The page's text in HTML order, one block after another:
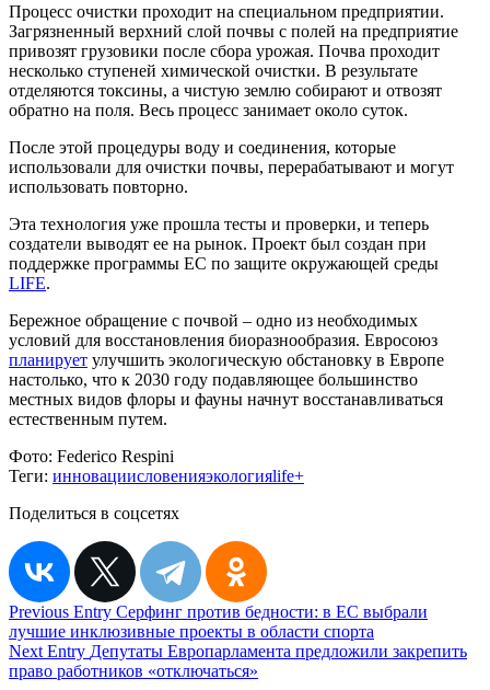
Процесс очистки проходит на специальном предприятии.
Загрязненный верхний слой почвы с полей на предприятие
привозят грузовики после сбора урожая. Почва проходит
несколько ступеней химической очистки. В результате
отделяются токсины, а чистую землю собирают и отвозят
обратно на поля. Весь процесс занимает около суток.
После этой процедуры воду и соединения, которые
использовали для очистки почвы, перерабатывают и могут
использовать повторно.
Эта технология уже прошла тесты и проверки, и теперь
создатели выводят ее на рынок. Проект был создан при
поддержке программы ЕС по защите окружающей среды
LIFE.
Бережное обращение с почвой – одно из необходимых
условий для восстановления биоразнообразия. Евросоюз
планирует улучшить экологическую обстановку в Европе
настолько, что к 2030 году подавляющее большинство
местных видов флоры и фауны начнут восстанавливаться
естественным путем.
Фото: Federico Respini
Теги: инновациисловенияэкологияlife+
Поделиться в соцсетях
Навигация
по
записям
Previous Entry Серфинг против бедности: в ЕС выбрали
лучшие инклюзивные проекты в области спорта
Next Entry Депутаты Европарламента предложили закрепить
право работников «отключаться»